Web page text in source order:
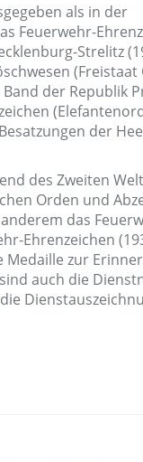
als in der
Feuerwehr-
Strelitz
(Freistaat
der Republik
der
des Zweiten
Orden und
das
Ehrenzeichen
Medaille zur
auch die